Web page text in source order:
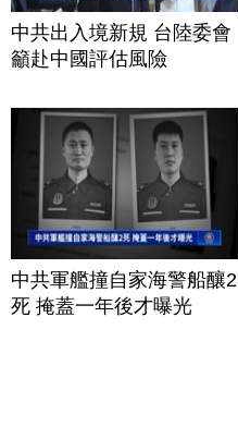
中共出入境新規 台陸委會
籲赴中國評估風險
中共軍艦撞自家海警船釀2
死 掩蓋一年後才曝光